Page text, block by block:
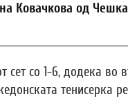
Ковачкова од
сет со 1-6, додека во
тенисерка